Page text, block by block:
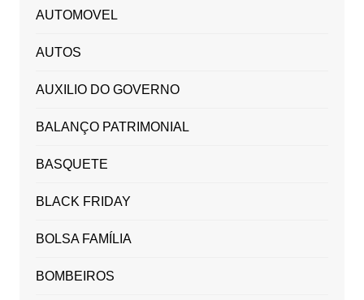
AUTOMOVEL
AUTOS
AUXILIO DO GOVERNO
BALANÇO PATRIMONIAL
BASQUETE
BLACK FRIDAY
BOLSA FAMÍLIA
BOMBEIROS